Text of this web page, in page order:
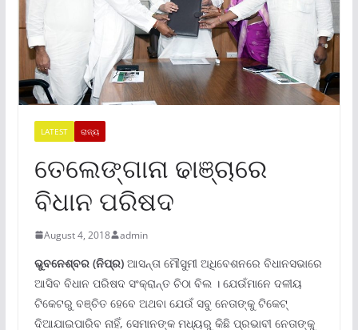
LATEST ରାଜ୍ୟ
ତେଲେଙ୍ଗାନା ଢାଞ୍ଚାରେ
ବିଧାନ ପରିଷଦ
August 4, 2018 admin
ଭୁବନେଶ୍ବର (ନିପ୍ର)ଆସନ୍ତା ମୌସୁମୀ ଅଧିବେଶନରେ ବିଧାନସଭାରେ
ଆସିବ ବିଧାନ ପରିଷଦ ସଂକ୍ରାନ୍ତ ଚିଠା ବିଲ । ଯେଉଁମାନେ ଦଳୀୟ
ଟିକେଟରୁ ବଞ୍ଚିତ ହେବେ ଅଥବା ଯେଉଁ ସବୁ ନେତାଙ୍କୁ ଟିକେଟ୍
ଦିଆଯାଇପାରିବ ନାହିଁ, ସେମାନଙ୍କ ମଧ୍ୟରୁ କିଛି ପ୍ରଭାବୀ ନେତାଙ୍କୁ